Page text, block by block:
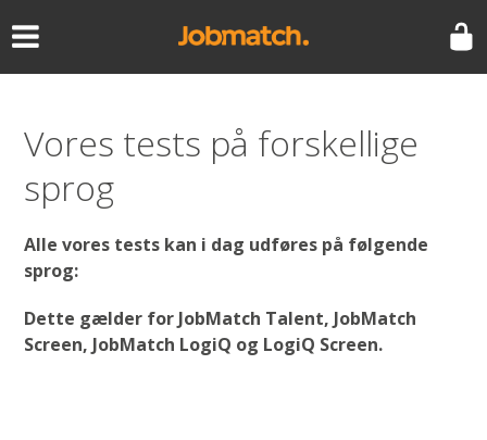
Vores tests på forskellige
sprog
Alle vores tests kan i dag udføres på følgende
sprog:
Dette gælder for JobMatch Talent, JobMatch
Screen, JobMatch LogiQ og LogiQ Screen.